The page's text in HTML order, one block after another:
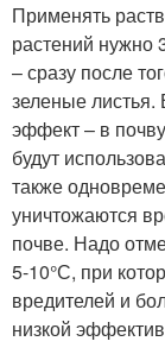
Применять
растений нужно
– сразу после
зеленые листья.
эффект – в
будут
также
уничтожаются
почве. Надо
5-10°С, при
вредителей и
низкой